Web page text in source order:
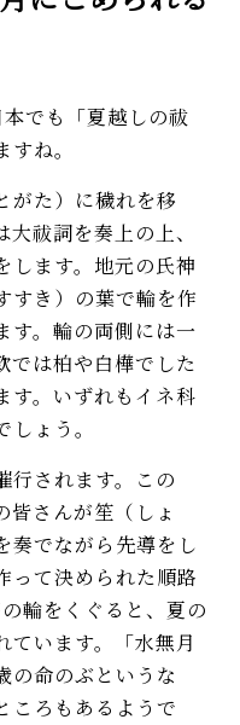
でも「夏越しの祓
ね。
がた）に穢れを移
祓詞を奏上の上、
します。地元の氏神
すき）の葉で輪を作
す。輪の両側には一
では柏や白樺でした
す。いずれもイネ科
ょう。
行されます。この
皆さんが笙（しょ
奏でながら先導をし
って決められた順路
輪をくぐると、夏の
ています。「水無月
の命のぶというな
ころもあるようで